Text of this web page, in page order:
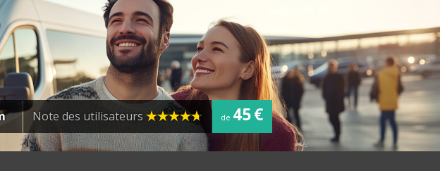
Note des utilisateurs de 45 €